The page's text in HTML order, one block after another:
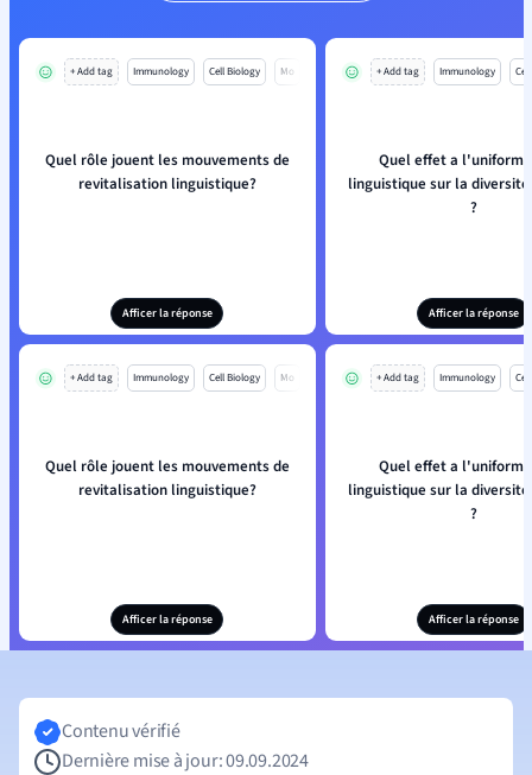
+ Add tag Immunology Cell Biology Mo
Quel rôle jouent les mouvements de
revitalisation linguistique?
Afficer la réponse
+ Add tag Immunology
Quel effet a
linguistique sur la
?
Afficer la réponse
+ Add tag Immunology Cell Biology Mo
Quel rôle jouent les mouvements de
revitalisation linguistique?
Afficer la réponse
+ Add tag Immunology
Quel effet a
linguistique sur la
?
Afficer la réponse
Contenu vérifié
Dernière mise à jour: 09.09.2024